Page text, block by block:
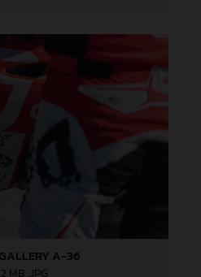
A-36
MB .JPG